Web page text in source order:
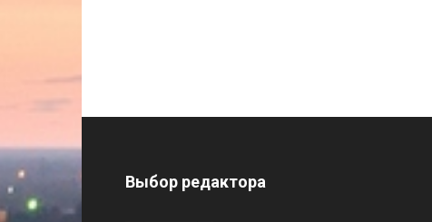
Выбор редактора